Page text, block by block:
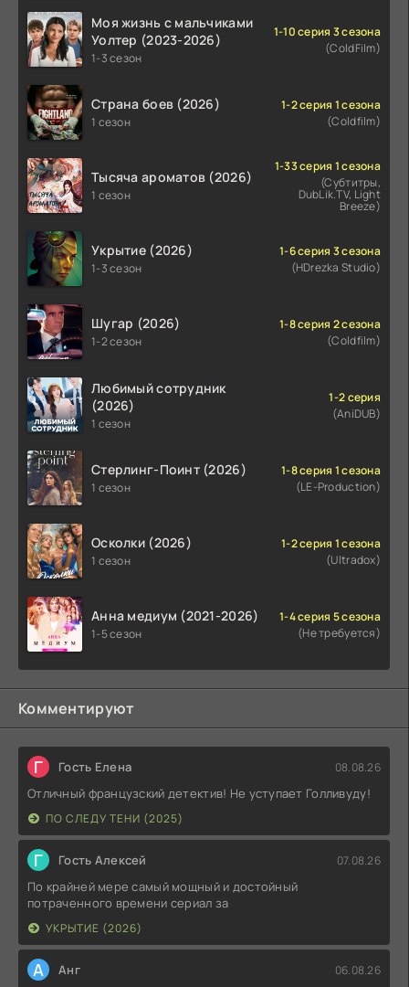
Моя жизнь с мальчиками
Уолтер (2023-2026)
1-3 сезон
1-10 серия 3 сезона
(ColdFilm)
Страна боев (2026)
1 сезон
1-2 серия 1 сезона
(Coldfilm)
Тысяча ароматов (2026)
1 сезон
1-33 серия 1 сезона
(Субтитры,
DubLik.TV, Light
Breeze)
Укрытие (2026)
1-3 сезон
1-6 серия 3 сезона
(HDrezka Studio)
Шугар (2026)
1-2 сезон
1-8 серия 2 сезона
(Coldfilm)
Любимый сотрудник
(2026)
1 сезон
1-2 серия
(AniDUB)
Стерлинг-Поинт (2026)
1 сезон
1-8 серия 1 сезона
(LE-Production)
Осколки (2026)
1 сезон
1-2 серия 1 сезона
(Ultradox)
Анна медиум (2021-2026)
1-5 сезон
1-4 серия 5 сезона
(Не требуется)
Комментируют
Г Гость Елена 08.08.26
Отличный французский детектив! Не уступает Голливуду!
ПО СЛЕДУ ТЕНИ (2025)
Г Гость Алексей 07.08.26
По крайней мере самый мощный и достойный
потраченного времени сериал за
УКРЫТИЕ (2026)
А Анг 06.08.26